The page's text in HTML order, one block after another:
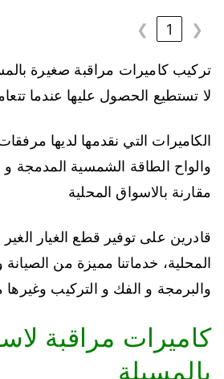
❮
1
❯
تركيب كاميرات مراقبة صغيرة
لا تستطيع الحصول عليها عندما
الكاميرات التي نقدمها لديها
والواح الطاقة الشمسية المدمجة و
مقارنة بالاسواق المحلية
قادرين على توفير قطع الغيار
المحلية، خدماتنا مميزة من
والبرمجة و الفك و التركيب
كاميرات مراقبة
بالمسيلة